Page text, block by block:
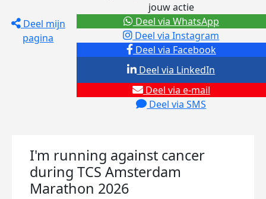
Deel mijn
pagina
jouw actie
Deel via Facebook
Deel via Instagram
Deel via e-mail
Deel via SMS
Deel via LinkedIn
Deel via WhatsApp
I'm running against cancer
during TCS Amsterdam
Marathon 2026